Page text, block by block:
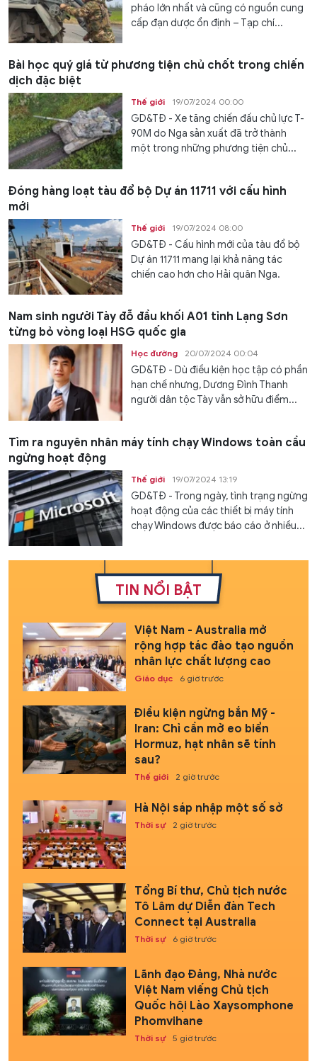
pháo lớn nhất và cũng có nguồn cung
cấp đạn dược ổn định – Tạp chí...
Bài học quý giá từ phương tiện chủ chốt trong chiến
dịch đặc biệt
Thế giới 19/07/2024 00:00
GD&TĐ - Xe tăng chiến đấu chủ lực T-
90M do Nga sản xuất đã trở thành
một trong những phương tiện chủ...
Đóng hàng loạt tàu đổ bộ Dự án 11711 với cấu hình
mới
Thế giới 19/07/2024 08:00
GD&TĐ - Cấu hình mới của tàu đổ bộ
Dự án 11711 mang lại khả năng tác
chiến cao hơn cho Hải quân Nga.
Nam sinh người Tày đỗ đầu khối A01 tỉnh Lạng Sơn
từng bỏ vòng loại HSG quốc gia
Học đường 20/07/2024 00:04
GD&TĐ - Dù điều kiện học tập có phần
hạn chế nhưng, Dương Đình Thanh
người dân tộc Tày vẫn sở hữu điểm...
Tìm ra nguyên nhân máy tính chạy Windows toàn cầu
ngừng hoạt động
Thế giới 19/07/2024 13:19
GD&TĐ - Trong ngày, tình trạng ngừng
hoạt động của các thiết bị máy tính
chạy Windows được báo cáo ở nhiều...
TIN NỔI BẬT
Việt Nam - Australia mở
rộng hợp tác đào tạo nguồn
nhân lực chất lượng cao
Giáo dục 6 giờ trước
Điều kiện ngừng bắn Mỹ -
Iran: Chỉ cần mở eo biển
Hormuz, hạt nhân sẽ tính
sau?
Thế giới 2 giờ trước
Hà Nội sáp nhập một số sở
Thời sự 2 giờ trước
Tổng Bí thư, Chủ tịch nước
Tô Lâm dự Diễn đàn Tech
Connect tại Australia
Thời sự 6 giờ trước
Lãnh đạo Đảng, Nhà nước
Việt Nam viếng Chủ tịch
Quốc hội Lào Xaysomphone
Phomvihane
Thời sự 5 giờ trước